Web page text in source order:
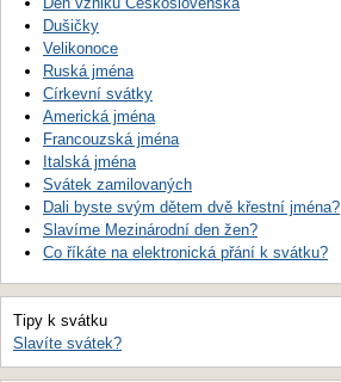
Dušičky
Velikonoce
Ruská jména
Církevní svátky
Americká jména
Francouzská jména
Italská jména
Svátek zamilovaných
Dali byste svým dětem dvě křestní jména?
Slavíme Mezinárodní den žen?
Co říkáte na elektronická přání k svátku?
Tipy k svátku
Slavíte svátek?